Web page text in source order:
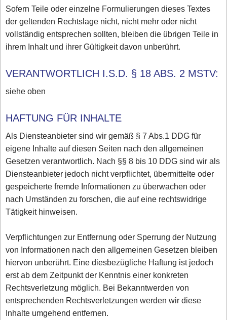
Sofern Teile oder einzelne Formulierungen dieses Textes
der geltenden Rechtslage nicht, nicht mehr oder nicht
vollständig entsprechen sollten, bleiben die übrigen Teile in
ihrem Inhalt und ihrer Gültigkeit davon unberührt.
VERANTWORTLICH I.S.D. § 18 ABS. 2 MSTV:
siehe oben
HAFTUNG FÜR INHALTE
Als Diensteanbieter sind wir gemäß § 7 Abs.1 DDG für
eigene Inhalte auf diesen Seiten nach den allgemeinen
Gesetzen verantwortlich. Nach §§ 8 bis 10 DDG sind wir als
Diensteanbieter jedoch nicht verpflichtet, übermittelte oder
gespeicherte fremde Informationen zu überwachen oder
nach Umständen zu forschen, die auf eine rechtswidrige
Tätigkeit hinweisen.
Verpflichtungen zur Entfernung oder Sperrung der Nutzung
von Informationen nach den allgemeinen Gesetzen bleiben
hiervon unberührt. Eine diesbezügliche Haftung ist jedoch
erst ab dem Zeitpunkt der Kenntnis einer konkreten
Rechtsverletzung möglich. Bei Bekanntwerden von
entsprechenden Rechtsverletzungen werden wir diese
Inhalte umgehend entfernen.